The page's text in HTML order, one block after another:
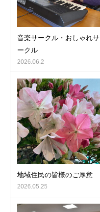
音楽サークル・おしゃれサ
ークル
2026.06.2
地域住民の皆様のご厚意
2026.05.25